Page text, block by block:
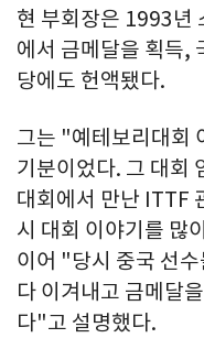
현 부회장은 1993년
에서 금메달을 획득,
당에도 헌액됐다.
그는 "예테보리대회
기분이었다. 그 대회
대회에서 만난 ITTF
시 대회 이야기를 많
이어 "당시 중국 선
다 이겨내고 금메달
다"고 설명했다.